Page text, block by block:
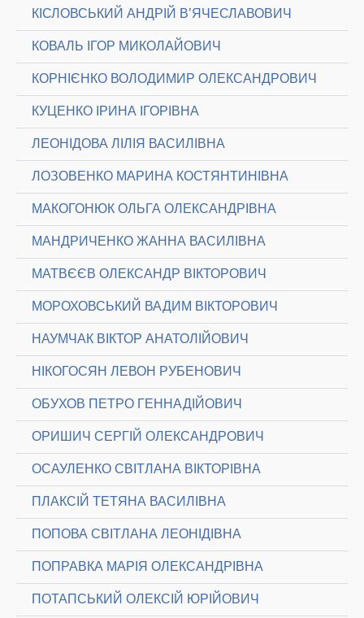
КІСЛОВСЬКИЙ АНДРІЙ В’ЯЧЕСЛАВОВИЧ
КОВАЛЬ ІГОР МИКОЛАЙОВИЧ
КОРНІЄНКО ВОЛОДИМИР ОЛЕКСАНДРОВИЧ
КУЦЕНКО ІРИНА ІГОРІВНА
ЛЕОНІДОВА ЛІЛІЯ ВАСИЛІВНА
ЛОЗОВЕНКО МАРИНА КОСТЯНТИНІВНА
МАКОГОНЮК ОЛЬГА ОЛЕКСАНДРІВНА
МАНДРИЧЕНКО ЖАННА ВАСИЛІВНА
МАТВЄЄВ ОЛЕКСАНДР ВІКТОРОВИЧ
МОРОХОВСЬКИЙ ВАДИМ ВІКТОРОВИЧ
НАУМЧАК ВІКТОР АНАТОЛІЙОВИЧ
НІКОГОСЯН ЛЕВОН РУБЕНОВИЧ
ОБУХОВ ПЕТРО ГЕННАДІЙОВИЧ
ОРИШИЧ СЕРГІЙ ОЛЕКСАНДРОВИЧ
ОСАУЛЕНКО СВІТЛАНА ВІКТОРІВНА
ПЛАКСІЙ ТЕТЯНА ВАСИЛІВНА
ПОПОВА СВІТЛАНА ЛЕОНІДІВНА
ПОПРАВКА МАРІЯ ОЛЕКСАНДРІВНА
ПОТАПСЬКИЙ ОЛЕКСІЙ ЮРІЙОВИЧ